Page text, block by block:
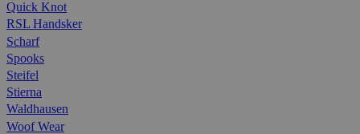
Quick Knot
RSL Handsker
Scharf
Spooks
Steifel
Stierna
Waldhausen
Woof Wear